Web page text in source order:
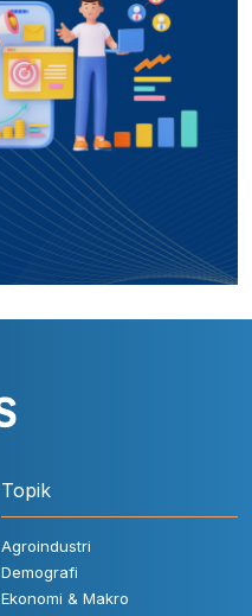
Topik
Agroindustri
Demografi
Ekonomi & Makro